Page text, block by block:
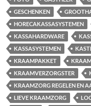
GESCHENKEN
HORECAKASSASYSTEMEN
KASSAHARDWARE
KASSASYSTEMEN
KRAAMPAKKET
KRAAMVERZORGSTER
KRAAMZORG REGELEN EN
LIEVE KRAAMZORG